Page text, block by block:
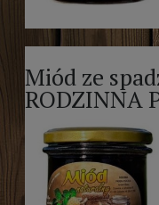
Miód ze
RODZINNA